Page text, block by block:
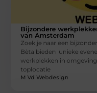
Bijzondere
van Amsterdam
Zoek je naar een
Bèta bieden unieke
werkplekken in
toplocatie
M Vd Webdesign